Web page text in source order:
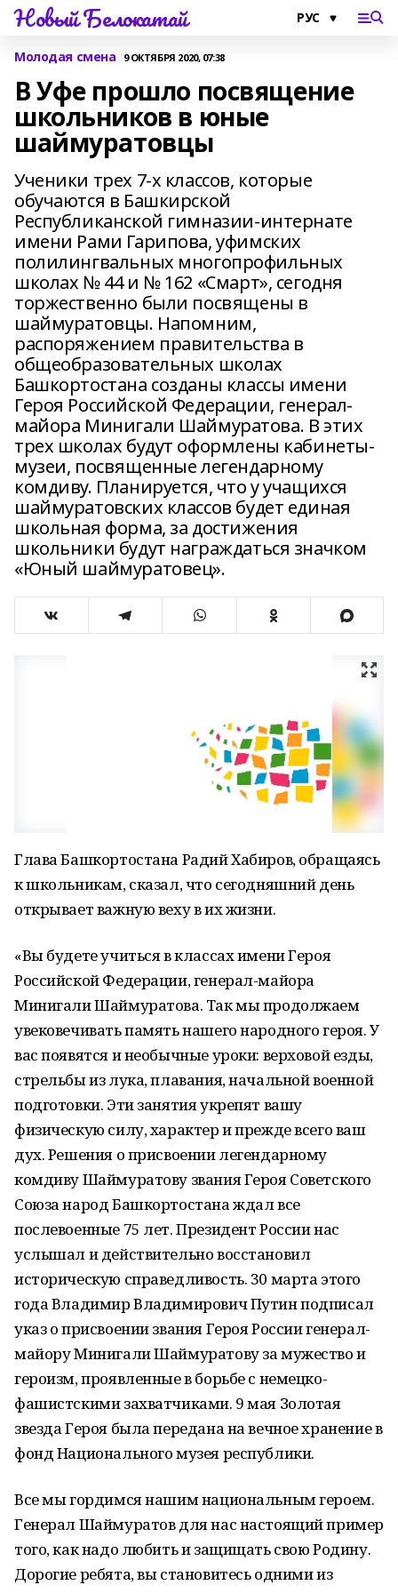
Новый Белокатай
Молодая смена 9 ОКТЯБРЯ 2020, 07:38
В Уфе прошло посвящение
школьников в юные
шаймуратовцы
Ученики трех 7-х классов, которые
обучаются в Башкирской
Республиканской гимназии-интернате
имени Рами Гарипова, уфимских
полилингвальных многопрофильных
школах № 44 и № 162 «Смарт», сегодня
торжественно были посвящены в
шаймуратовцы. Напомним,
распоряжением правительства в
общеобразовательных школах
Башкортостана созданы классы имени
Героя Российской Федерации, генерал-
майора Минигали Шаймуратова. В этих
трех школах будут оформлены кабинеты-
музеи, посвященные легендарному
комдиву. Планируется, что у учащихся
шаймуратовских классов будет единая
школьная форма, за достижения
школьники будут награждаться значком
«Юный шаймуратовец».
Глава Башкортостана Радий Хабиров, обращаясь
к школьникам, сказал, что сегодняшний день
открывает важную веху в их жизни.
«Вы будете учиться в классах имени Героя
Российской Федерации, генерал-майора
Минигали Шаймуратова. Так мы продолжаем
увековечивать память нашего народного героя. У
вас появятся и необычные уроки: верховой езды,
стрельбы из лука, плавания, начальной военной
подготовки. Эти занятия укрепят вашу
физическую силу, характер и прежде всего ваш
дух. Решения о присвоении легендарному
комдиву Шаймуратову звания Героя Советского
Союза народ Башкортостана ждал все
послевоенные 75 лет. Президент России нас
услышал и действительно восстановил
историческую справедливость. 30 марта этого
года Владимир Владимирович Путин подписал
указ о присвоении звания Героя России генерал-
майору Минигали Шаймуратову за мужество и
героизм, проявленные в борьбе с немецко-
фашистскими захватчиками. 9 мая Золотая
звезда Героя была передана на вечное хранение в
фонд Национального музея республики.
Все мы гордимся нашим национальным героем.
Генерал Шаймуратов для нас настоящий пример
того, как надо любить и защищать свою Родину.
Дорогие ребята, вы становитесь одними из